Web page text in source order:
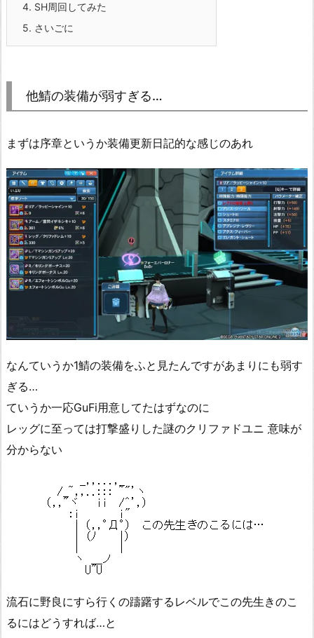
4. SH周回してみた
5. さいごに
他鯖の装備が弱すぎる…
まずは序章というか装備更新日記的な感じのあれ
なんていうか1鯖の装備をふと見たんですがあまりにも弱す
ぎる…
ていうか一応GuFi用意してたはずなのに
レッグに至っては打撃盛りした謎のクリファドユニ 意味が
分からない
流石に野良にすら行くの躊躇するレベルでこの先生きのこ
るにはどうすれば…と